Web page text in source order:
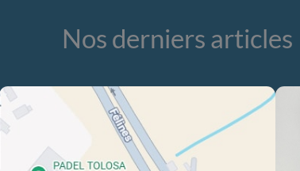
Nos derniers articles